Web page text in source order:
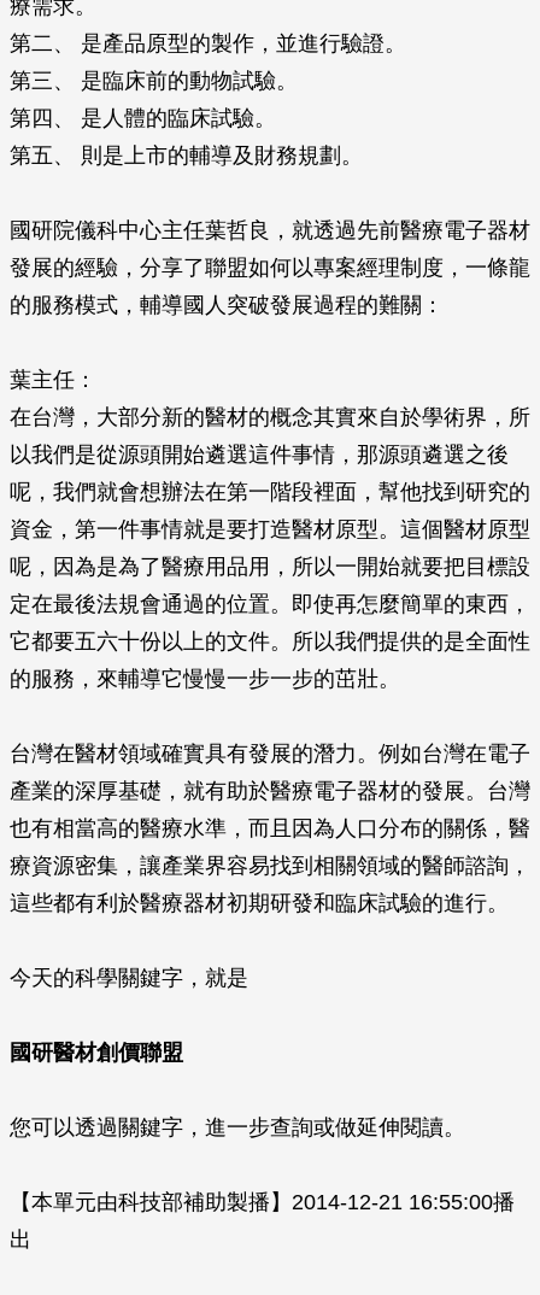
療需求。
第二、 是產品原型的製作，並進行驗證。
第三、 是臨床前的動物試驗。
第四、 是人體的臨床試驗。
第五、 則是上市的輔導及財務規劃。
國研院儀科中心主任葉哲良，就透過先前醫療電子器材
發展的經驗，分享了聯盟如何以專案經理制度，一條龍
的服務模式，輔導國人突破發展過程的難關：
葉主任：
在台灣，大部分新的醫材的概念其實來自於學術界，所
以我們是從源頭開始遴選這件事情，那源頭遴選之後
呢，我們就會想辦法在第一階段裡面，幫他找到研究的
資金，第一件事情就是要打造醫材原型。這個醫材原型
呢，因為是為了醫療用品用，所以一開始就要把目標設
定在最後法規會通過的位置。即使再怎麼簡單的東西，
它都要五六十份以上的文件。所以我們提供的是全面性
的服務，來輔導它慢慢一步一步的茁壯。
台灣在醫材領域確實具有發展的潛力。例如台灣在電子
產業的深厚基礎，就有助於醫療電子器材的發展。台灣
也有相當高的醫療水準，而且因為人口分布的關係，醫
療資源密集，讓產業界容易找到相關領域的醫師諮詢，
這些都有利於醫療器材初期研發和臨床試驗的進行。
今天的科學關鍵字，就是
國研醫材創價聯盟
您可以透過關鍵字，進一步查詢或做延伸閱讀。
【本單元由科技部補助製播】2014-12-21 16:55:00播
出